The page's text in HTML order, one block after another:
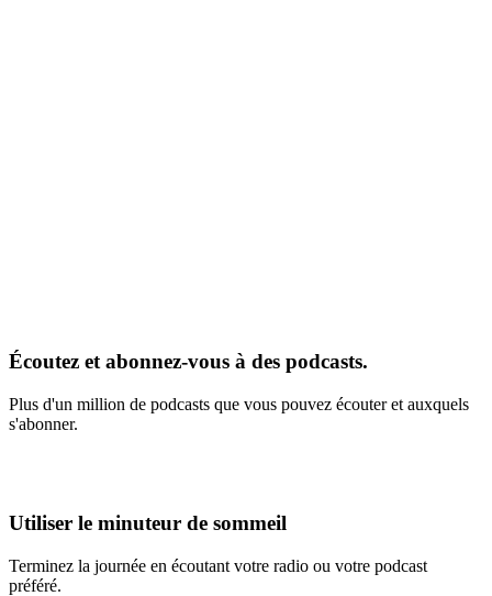
Écoutez et abonnez-vous à des podcasts.
Plus d'un million de podcasts que vous pouvez écouter et auxquels
s'abonner.
Utiliser le minuteur de sommeil
Terminez la journée en écoutant votre radio ou votre podcast
préféré.